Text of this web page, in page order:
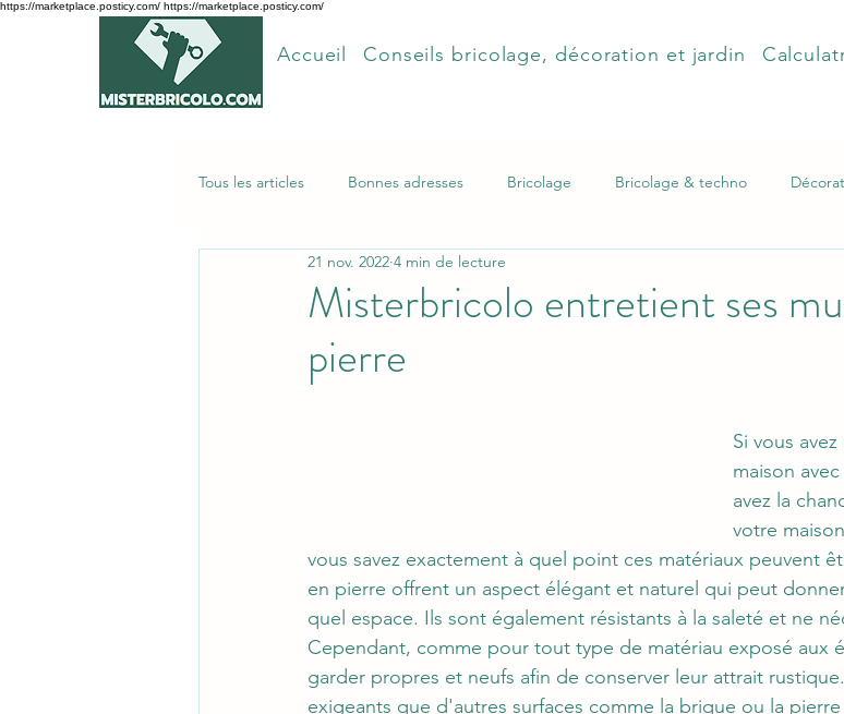
https://marketplace.posticy.com/ https://marketplace.posticy.com/
Accueil Conseils bricolage, décoration et jardin
Tous les articles Bonnes adresses Bricolage Bricolage & techno
Articles les plus lus
Misterbricolo entretient ses
pierre
21 nov. 2022 4 min de lecture
Si vous
maison
avez la
votre
vous savez exactement à quel point ces matériaux peuvent
en pierre offrent un aspect élégant et naturel qui peut
quel espace. Ils sont également résistants à la saleté et ne
Cependant, comme pour tout type de matériau exposé aux
garder propres et neufs afin de conserver leur attrait
exigeants que d'autres surfaces comme la brique ou la